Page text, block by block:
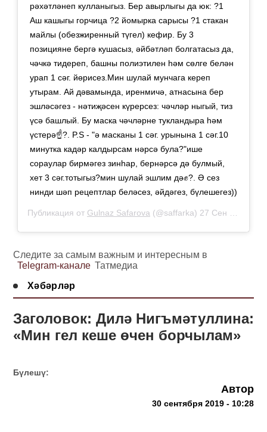
рәхәтләнеп кулланыгыз. Бер авырлыгы да юк: ?1
Аш кашыгы горчица ?2 йомырка сарысы ?1 стакан
майлы (обезжиренный түгел) кефир. Бу 3
позицияне бергә кушасыз, әйбәтләп болгатасыз да,
чәчкә тидереп, башны полиэтилен һәм сөлге белән
урап 1 сәг. йөрисез.Мин шулай мунчага кереп
утырам. Ай дәвамында, иренмичә, атнасына бер
эшләсәгез - нәтиҗәсен күрерсез: чәчләр ныгый, тиз
үсә башлый. Бу маска чәчләрне тукландыра һәм
үстерә☝?. P.S - "ә масканы 1 сәг. урынына 1 сәг.10
минутка кадәр калдырсам нәрсә була?"ише
сораулар бирмәгез зинһар, бернәрсә дә булмый,
хет 3 сәг.тотыгыз?мин шулай эшлим дә✊?. Ә сез
нинди шәп рецептлар беләсез, әйдәгез, бүлешегез))
Публикация от Gulnaz Safarova (@saffarka) 27 Сен 2019 в 2:58 PDT
Следите за самым важным и интересным в
Telegram-канале Татмедиа
Хәбәрләр
Заголовок: Дилә Нигъмәтуллина:
«Мин гел кеше өчен борчылам»
Бүлешү:
Автор
30 сентября 2019 - 10:28